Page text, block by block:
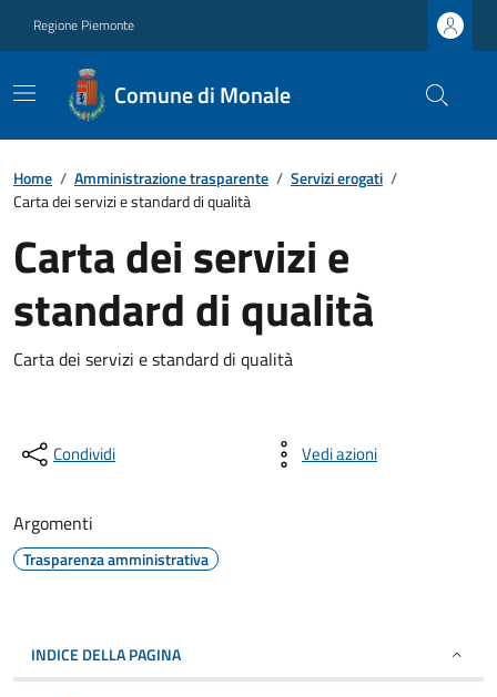
Regione Piemonte
Comune di Monale
Home / Amministrazione trasparente / Servizi erogati /
Carta dei servizi e standard di qualità
Carta dei servizi e
standard di qualità
Carta dei servizi e standard di qualità
Condividi Vedi azioni
Argomenti
Trasparenza amministrativa
INDICE DELLA PAGINA